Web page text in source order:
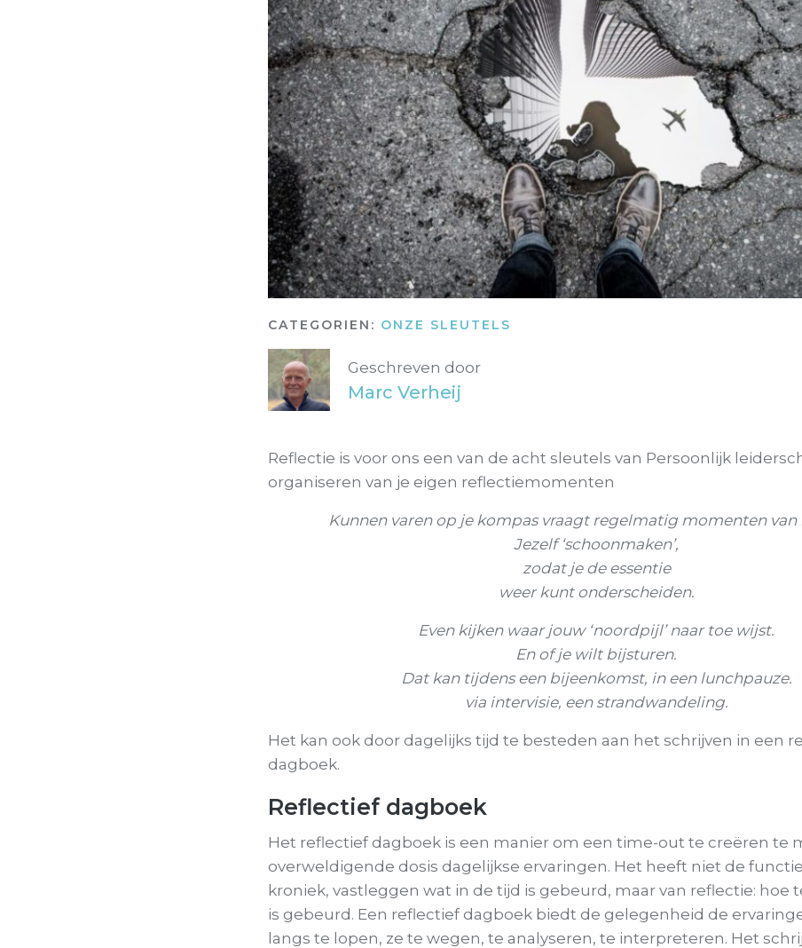
CATEGORIEN: ONZE SLEUTELS
Geschreven door
Marc Verheij
Reflectie is voor ons een van de acht sleutels van Persoonlijk
organiseren van je eigen reflectiemomenten
Kunnen varen op je kompas vraagt regelmatig momenten van
Jezelf ‘schoonmaken’,
zodat je de essentie
weer kunt onderscheiden.
Even kijken waar jouw ‘noordpijl’ naar toe wijst.
En of je wilt bijsturen.
Dat kan tijdens een bijeenkomst, in een lunchpauze.
via intervisie, een strandwandeling.
Het kan ook door dagelijks tijd te besteden aan het schrijven in een
dagboek.
Reflectief dagboek
Het reflectief dagboek is een manier om een time-out te creëren te
overweldigende dosis dagelijkse ervaringen. Het heeft niet de
kroniek, vastleggen wat in de tijd is gebeurd, maar van reflectie: hoe
is gebeurd. Een reflectief dagboek biedt de gelegenheid de
langs te lopen, ze te wegen, te analyseren, te interpreteren. Het